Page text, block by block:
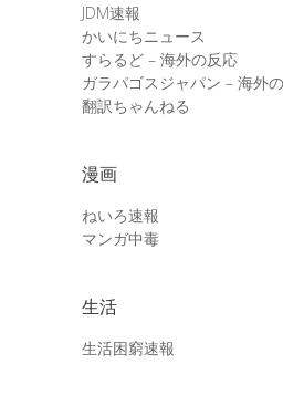
JDM速報
かいにちニュース
すらるど – 海外の反応
ガラパゴスジャパン – 海外
翻訳ちゃんねる
漫画
ねいろ速報
マンガ中毒
生活
生活困窮速報